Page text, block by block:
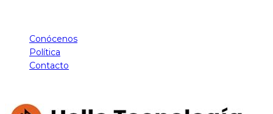
Conócenos
Política
Contacto